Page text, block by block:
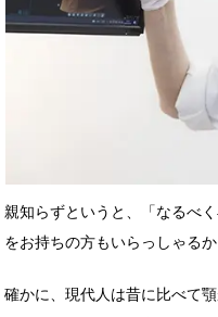
親知らずというと、「なるべ
をお持ちの方もいらっしゃるか
確かに、現代人は昔に比べて